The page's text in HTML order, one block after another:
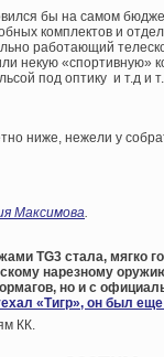
бы на самом
комплектов и
работающий
некую «спортивную»
под оптику и т.д и
ниже, нежели у
Максимова.
TG3 стала, мягко
нарезному
но и с
«Тигр», он был
КК.